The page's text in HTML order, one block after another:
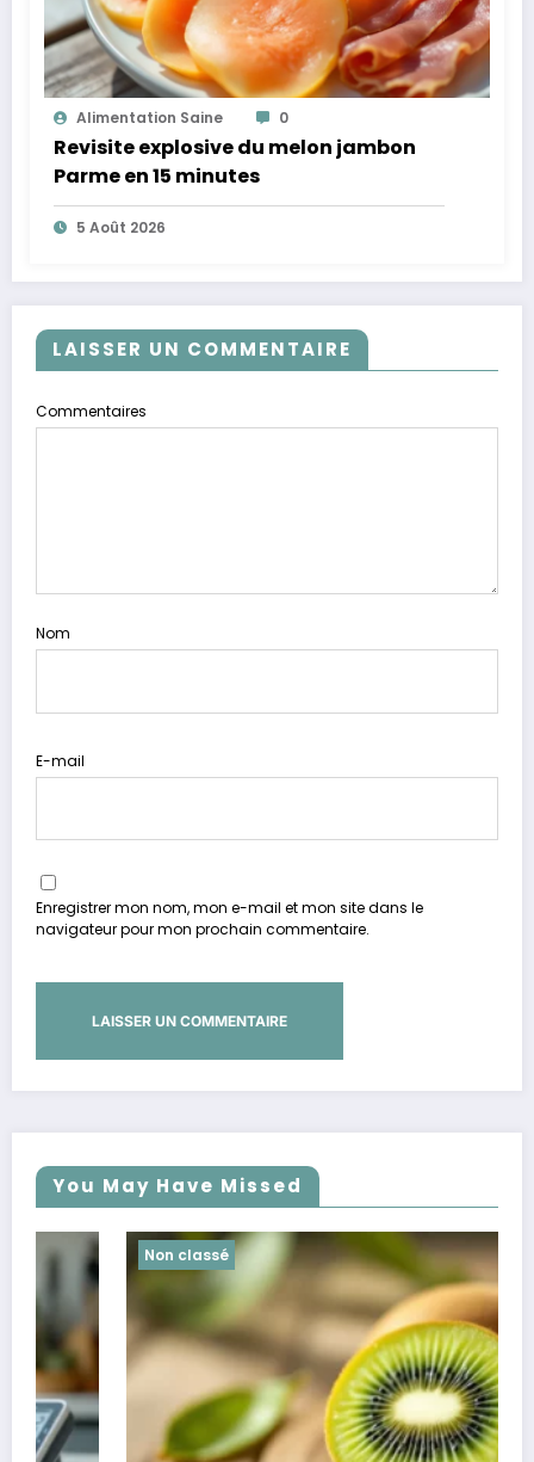
Alimentation Saine 0
Revisite explosive du melon jambon
Parme en 15 minutes
5 Août 2026
LAISSER UN COMMENTAIRE
Commentaires
Nom
E-mail
Enregistrer mon nom, mon e-mail et mon site dans le
navigateur pour mon prochain commentaire.
You May Have Missed
Non classé